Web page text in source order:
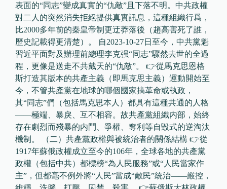
表面的“同志”變成真實的“仇敵”且下落不明。中共政權
對二人的突然消失拒絕提供真實訊息，這種組織行爲，
比2000多年前的秦皇帝制更迂莽落後（趙高害死了誰，
歷史記載得更清楚）。 自2023-10-27日至今，中共黨魁
習近平面對及辦理前總理李克强“同志”驟然去世的全過
程，更像是送走不共戴天的“仇敵”。 👉從馬克思恩格
斯打造其版本的共產主義（即馬克思主義）運動開始至
今，不管共產黨在地球的哪個國家搞革命或執政，
其“同志”們（包括馬克思本人）都具有這種共通的人格
——極端、暴戾、互不相容。故共產黨組織内部，始終
存在劇烈而殘暴的内鬥、爭權、奪利等自毀式的逆淘汰
機制。 （二）共產黨政權與被統治者的關係結構 👉從
1917年蘇俄政權成立至今的106年，全球各地的共產黨
政權（包括中共）都標榜“為人民服務”或“人民當家作
主”，但都毫不例外將“人民”當成“敵民”統治——嚴控，